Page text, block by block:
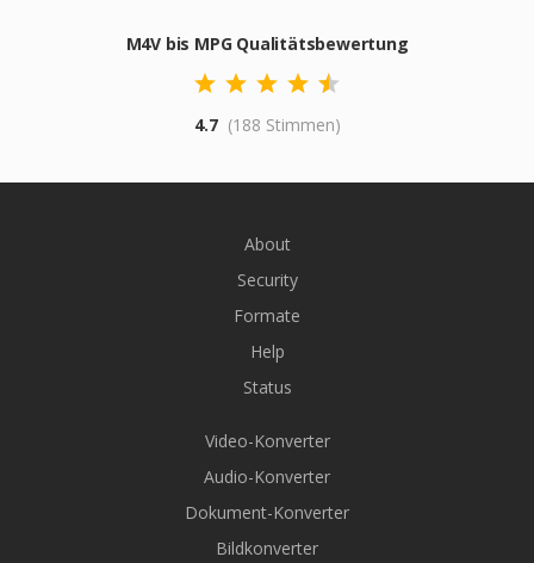
M4V bis MPG Qualitätsbewertung
4.7 (188 Stimmen)
About
Security
Formate
Help
Status
Video-Konverter
Audio-Konverter
Dokument-Konverter
Bildkonverter